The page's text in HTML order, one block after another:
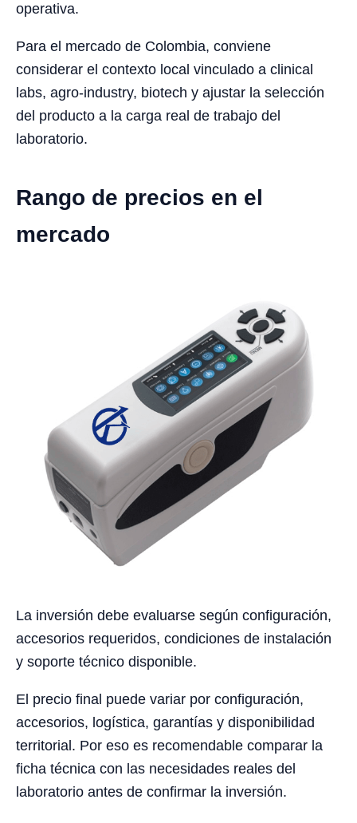
operativa.
Para el mercado de Colombia, conviene
considerar el contexto local vinculado a clinical
labs, agro-industry, biotech y ajustar la selección
del producto a la carga real de trabajo del
laboratorio.
Rango de precios en el
mercado
La inversión debe evaluarse según configuración,
accesorios requeridos, condiciones de instalación
y soporte técnico disponible.
El precio final puede variar por configuración,
accesorios, logística, garantías y disponibilidad
territorial. Por eso es recomendable comparar la
ficha técnica con las necesidades reales del
laboratorio antes de confirmar la inversión.